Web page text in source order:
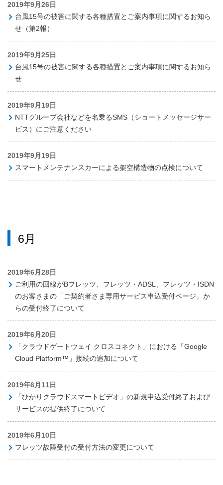
2019年9月26日
台風15号の被害に関する各種措置とご案内事項に関するお知ら
せ（第2報）
2019年9月25日
台風15号の被害に関する各種措置とご案内事項に関するお知ら
せ
2019年9月19日
NTTグループ会社などを名乗るSMS（ショートメッセージサー
ビス）にご注意ください
2019年9月19日
スマートメンテナンスカーによる架空構造物の点検について
6月
2019年6月28日
ご利用の回線がBフレッツ、フレッツ・ADSL、フレッツ・ISDN
のお客さまの「ご契約者さま専用サービス申込受付ページ」か
らの受付終了について
2019年6月20日
「クラウドゲートウェイ クロスコネクト」における「Google
Cloud Platform™」接続の追加について
2019年6月11日
「ひかりクラウドスマートビデオ」の新規申込受付終了および
サービスの提供終了について
2019年6月10日
フレッツ故障受付の受付方法の変更について